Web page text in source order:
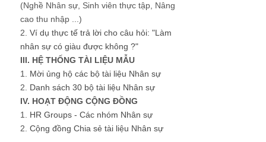
(Nghề Nhân sự, Sinh viên thực tập, Nâng
cao thu nhập ...)
2. Ví dụ thực tế trả lời cho câu hỏi: "Làm
nhân sự có giàu được không ?"
III. HỆ THỐNG TÀI LIỆU MẪU
1. Mời ủng hộ các bộ tài liệu Nhân sự
2. Danh sách 30 bộ tài liệu Nhân sự
IV. HOẠT ĐỘNG CỘNG ĐỒNG
1. HR Groups - Các nhóm Nhân sự
2. Cộng đồng Chia sẻ tài liệu Nhân sự